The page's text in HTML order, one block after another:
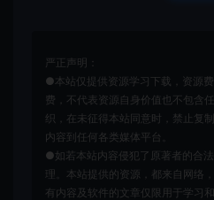
严正声明：
●本站仅提供资源学习下载，资源费
费，不代表资源自身价值也不包含
织，在未征得本站同意时，禁止复
内容到任何各类媒体平台。
●如若本站内容侵犯了原著者的合
理。本站提供的资源，都来自网络
有内容及软件的文章仅限用于学习和